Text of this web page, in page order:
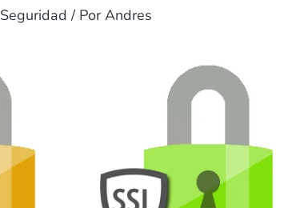
Seguridad / PorAndres